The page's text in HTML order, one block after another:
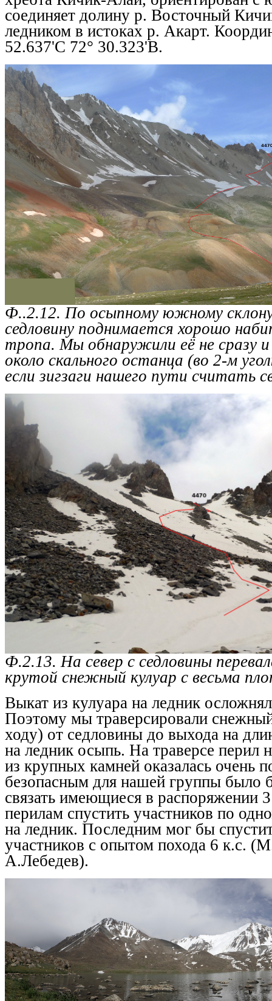
соединяет долину р. Восточный
ледником в истоках р. Акарт.
52.637'С 72° 30.323'В.
Ф..2.12. По осыпному южному склону
седловину поднимается хорошо
тропа. Мы обнаружили её не сразу и
около скального останца (во 2-м
если зигзаги нашего пути считать
Ф.2.13. На север с седловины
крутой снежный кулуар с весьма
Выкат из кулуара на ледник
Поэтому мы траверсировали
ходу) от седловины до выхода на
на ледник осыпь. На траверсе перил
из крупных камней оказалась очень
безопасным для нашей группы было
связать имеющиеся в распоряжении
перилам спустить участников по
на ледник. Последним мог бы
участников с опытом похода 6 к.с.
А.Лебедев).